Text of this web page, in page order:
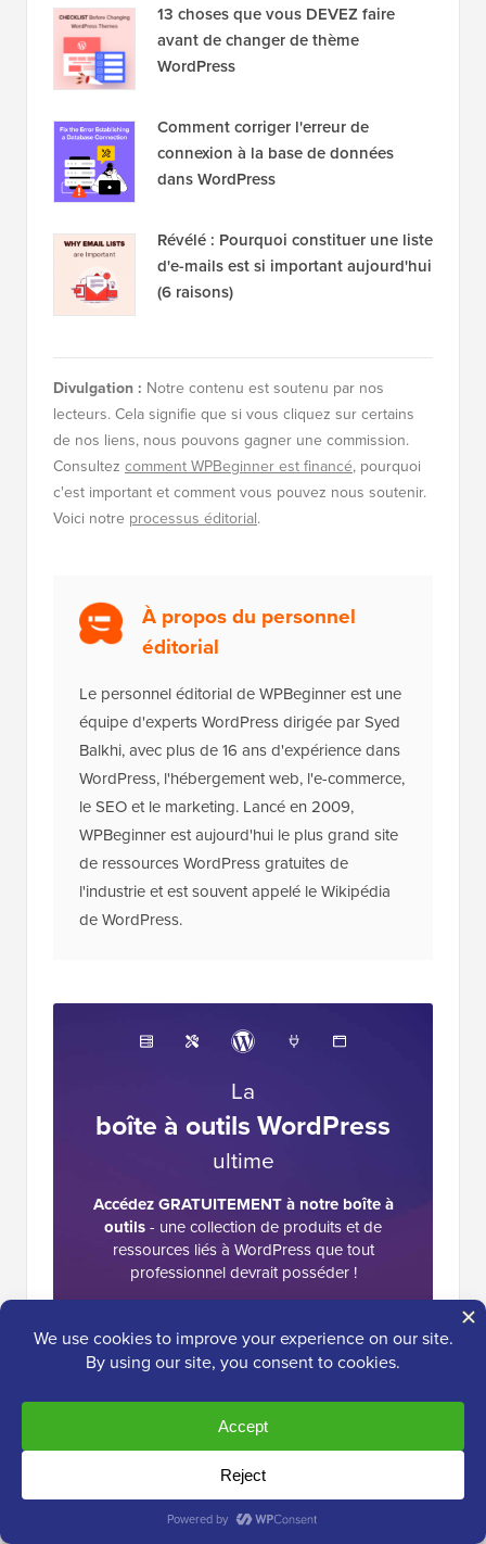
13 choses que vous DEVEZ faire
avant de changer de thème
WordPress
Comment corriger l'erreur de
connexion à la base de données
dans WordPress
Révélé : Pourquoi constituer une liste
d'e-mails est si important aujourd'hui
(6 raisons)
Divulgation : Notre contenu est soutenu par nos
lecteurs. Cela signifie que si vous cliquez sur certains
de nos liens, nous pouvons gagner une commission.
Consultez comment WPBeginner est financé, pourquoi
c'est important et comment vous pouvez nous soutenir.
Voici notre processus éditorial.
À propos du personnel
éditorial
Le personnel éditorial de WPBeginner est une
équipe d'experts WordPress dirigée par Syed
Balkhi, avec plus de 16 ans d'expérience dans
WordPress, l'hébergement web, l'e-commerce,
le SEO et le marketing. Lancé en 2009,
WPBeginner est aujourd'hui le plus grand site
de ressources WordPress gratuites de
l'industrie et est souvent appelé le Wikipédia
de WordPress.
La
boîte à outils WordPress
ultime
Accédez GRATUITEMENT à notre boîte à
outils- une collection de produits et de
ressources liés à WordPress que tout
professionnel devrait posséder !
Télécharger maintenant
lecteurs
Commentaires
Laisser une r